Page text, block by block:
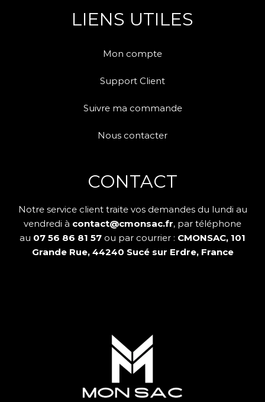
LIENS UTILES
Mon compte
Support Client
Suivre ma commande
Nous contacter
CONTACT
Notre service client traite vos demandes du lundi au
vendredi à contact@cmonsac.fr, par téléphone
au 07 56 86 81 57 ou par courrier : CMONSAC, 101
Grande Rue, 44240 Sucé sur Erdre, France